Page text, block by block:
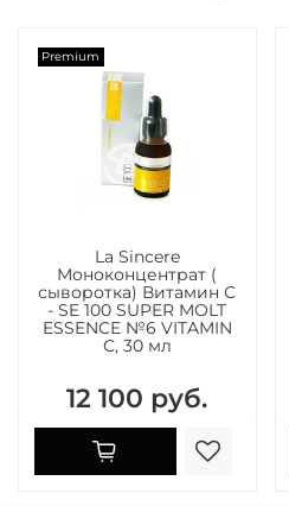
Premium
La Sincere
Моноконцентрат (
сыворотка) Витамин С
- SE 100 SUPER MOLT
ESSENCE №6 VITAMIN
С, 30 мл
12 100 руб.